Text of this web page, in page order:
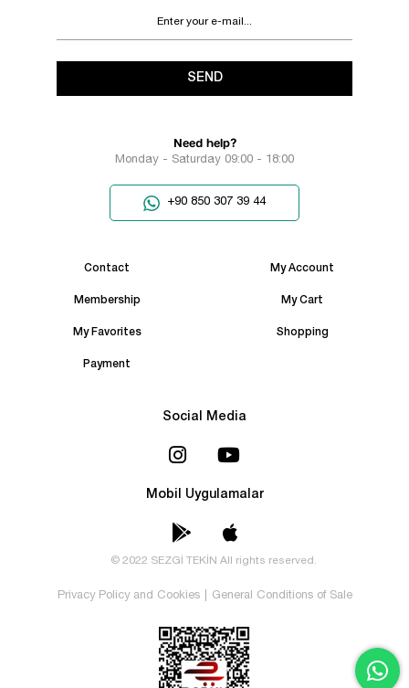
SEND
Need help?
Monday - Saturday 09:00 - 18:00
+90 850 307 39 44
Contact My Account
Membership My Cart
My Favorites Shopping
Payment
Social Media
Mobil Uygulamalar
© 2022 SEZGİ TEKİN All rights reserved.
Privacy Policy and Cookies General Conditions of Sale